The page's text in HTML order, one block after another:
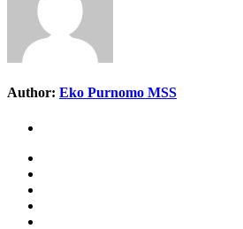
Author: Eko Purnomo MSS